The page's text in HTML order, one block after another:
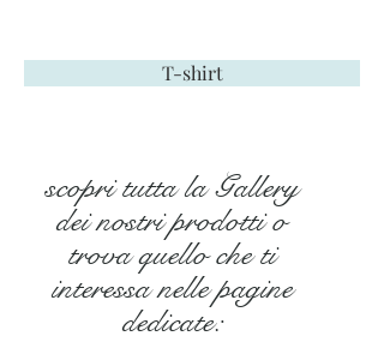
T-shirt
scopri tutta la Gallery
dei nostri prodotti o
trova quello che ti
interessa nelle pagine
dedicate: